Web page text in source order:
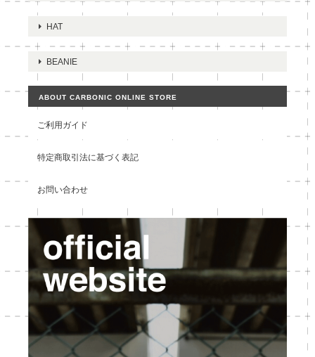
HAT
BEANIE
ABOUT CARBONIC ONLINE STORE
ご利用ガイド
特定商取引法に基づく表記
お問い合わせ